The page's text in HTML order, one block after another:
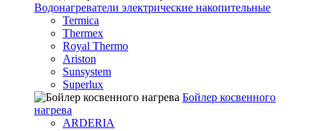
Водонагреватели электрические накопительные
Termica
Thermex
Royal Thermo
Ariston
Sunsystem
Superlux
Бойлер косвенного
нагрева
ARDERIA